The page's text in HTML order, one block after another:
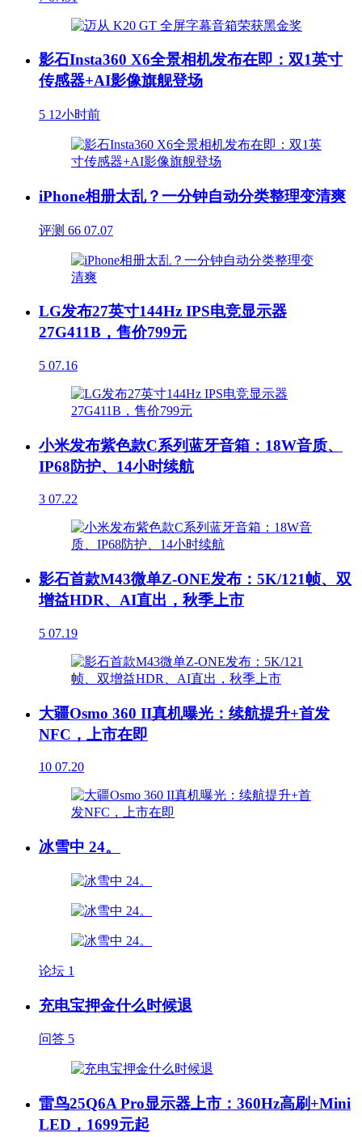
影石Insta360 X6全景相机发布在即：双1英寸
传感器+AI影像旗舰登场
5 12小时前
iPhone相册太乱？一分钟自动分类整理变清爽
评测 66 07.07
LG发布27英寸144Hz IPS电竞显示器
27G411B，售价799元
5 07.16
小米发布紫色款C系列蓝牙音箱：18W音质、
IP68防护、14小时续航
3 07.22
影石首款M43微单Z-ONE发布：5K/121帧、双
增益HDR、AI直出，秋季上市
5 07.19
大疆Osmo 360 II真机曝光：续航提升+首发
NFC，上市在即
10 07.20
冰雪中 24。
论坛 1
充电宝押金什么时候退
问答 5
雷鸟25Q6A Pro显示器上市：360Hz高刷+Mini
LED，1699元起